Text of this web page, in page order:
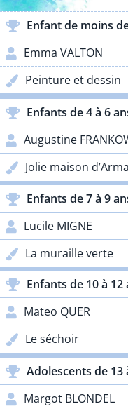
Enfant de moins
Emma VALTON
Peinture et dessin
Enfants de 4 à 6
Augustine
Jolie maison
Enfants de 7 à 9
Lucile MIGNE
La muraille verte
Enfants de 10 à
Mateo QUER
Le séchoir
Adolescents de 13
Margot BLONDEL